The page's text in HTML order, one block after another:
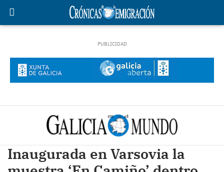
Inaugurada en Varsovia la